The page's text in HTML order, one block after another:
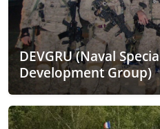
DEVGRU (Naval
Development Group)